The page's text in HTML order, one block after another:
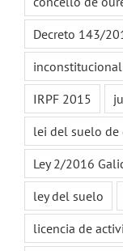
Decreto 143/
IRPF 2015
lei del suelo de
Ley 2/2016
ley del suelo
licencia de